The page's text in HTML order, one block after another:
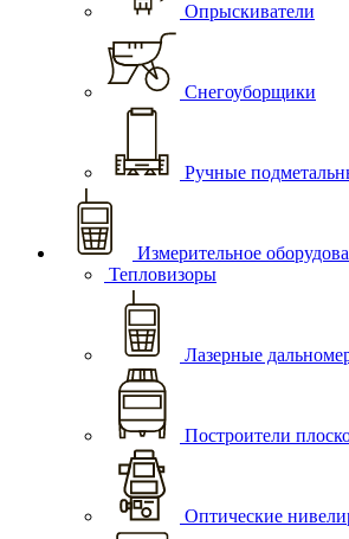
Опрыскиватели
Снегоуборщики
Ручные
Измерительное
Тепловизоры
Лазерные
Построители
Оптические